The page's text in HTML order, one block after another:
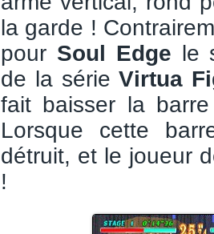
la garde !
pour Soul Edge le
de la sérieVirtua
fait baisser la
Lorsque cette
détruit, et le joueur
!